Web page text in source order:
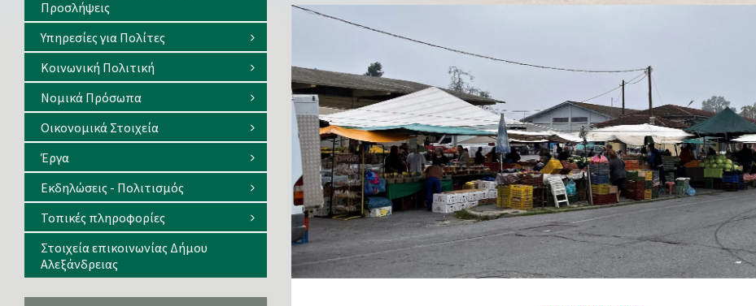
Προσλήψεις
Υπηρεσίες για Πολίτες
Κοινωνική Πολιτική
Νομικά Πρόσωπα
Οικονομικά Στοιχεία
Έργα
Εκδηλώσεις - Πολιτισμός
Τοπικές πληροφορίες
Στοιχεία επικοινωνίας Δήμου
Αλεξάνδρειας